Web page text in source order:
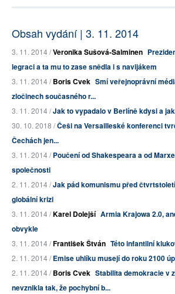
Obsah vydání | 3. 11. 2014
3. 11. 2014 /Veronika Sušová-Salminen
legraci a ta mu to zase snědla i s navijákem
3. 11. 2014 /Boris Cvek Smí veřejnoprávní
zločinech současného r...
3. 11. 2014 /Jak to vypadalo v Berlíně kdysi a
30. 10. 2018 /Češi na Versailleské konferenci
Čechách jen...
3. 11. 2014 /Poučení od Shakespeara a od
společnosti
2. 11. 2014 /Jak pád komunismu před
globální krizi
3. 11. 2014 /Karel Dolejší Armia Krajowa 2.0,
obvykle
3. 11. 2014 /František Štván Této infantilní
2. 11. 2014 /Emise uhlíku musejí do roku 2100
2. 11. 2014 /Boris Cvek Stabilita demokracie v
nevznikla tak, že pochybní b...